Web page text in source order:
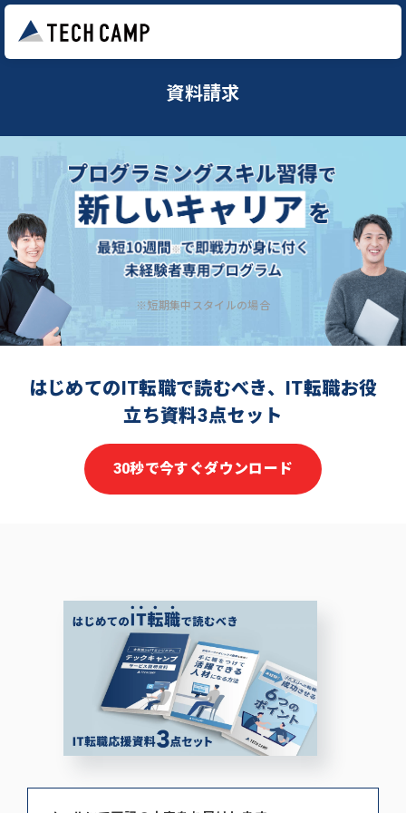
資料請求
※短期集中スタイルの場合
はじめてのIT転職で読むべき、IT転職お役
立ち資料3点セット
30秒で今すぐダウンロード